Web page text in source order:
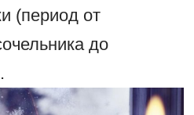
(период от
до